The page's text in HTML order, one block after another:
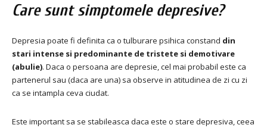
Care sunt simptomele depresive?
Depresia poate fi definita ca o tulburare psihica constand din
stari intense si predominante de tristete si demotivare
(abulie). Daca o persoana are depresie, cel mai probabil este ca
partenerul sau (daca are una) sa observe in atitudinea de zi cu zi
ca se intampla ceva ciudat.
Este important sa se stabileasca daca este o stare depresiva, ceea